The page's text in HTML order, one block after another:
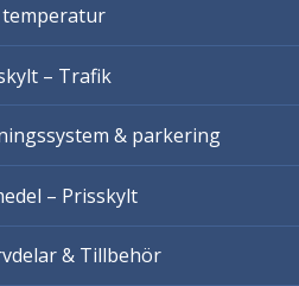
temperatur
– Trafik
& parkering
– Prisskylt
& Tillbehör